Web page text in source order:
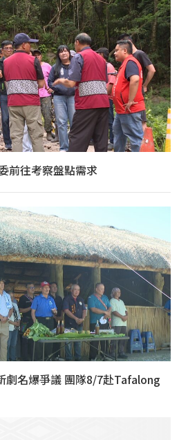
前往考察盤點需求
劇名爆爭議 團隊8/7赴Tafalong